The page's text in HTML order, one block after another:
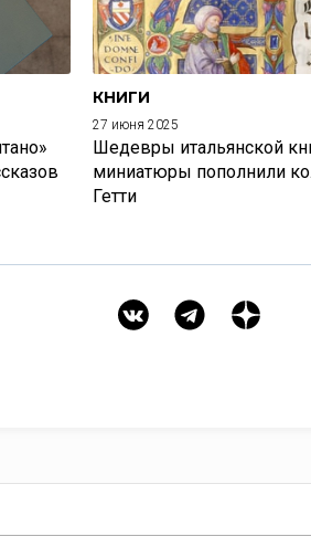
КНИГИ
27 июня 2025
Шедевры итальянской
миниатюры пополнили
Гетти